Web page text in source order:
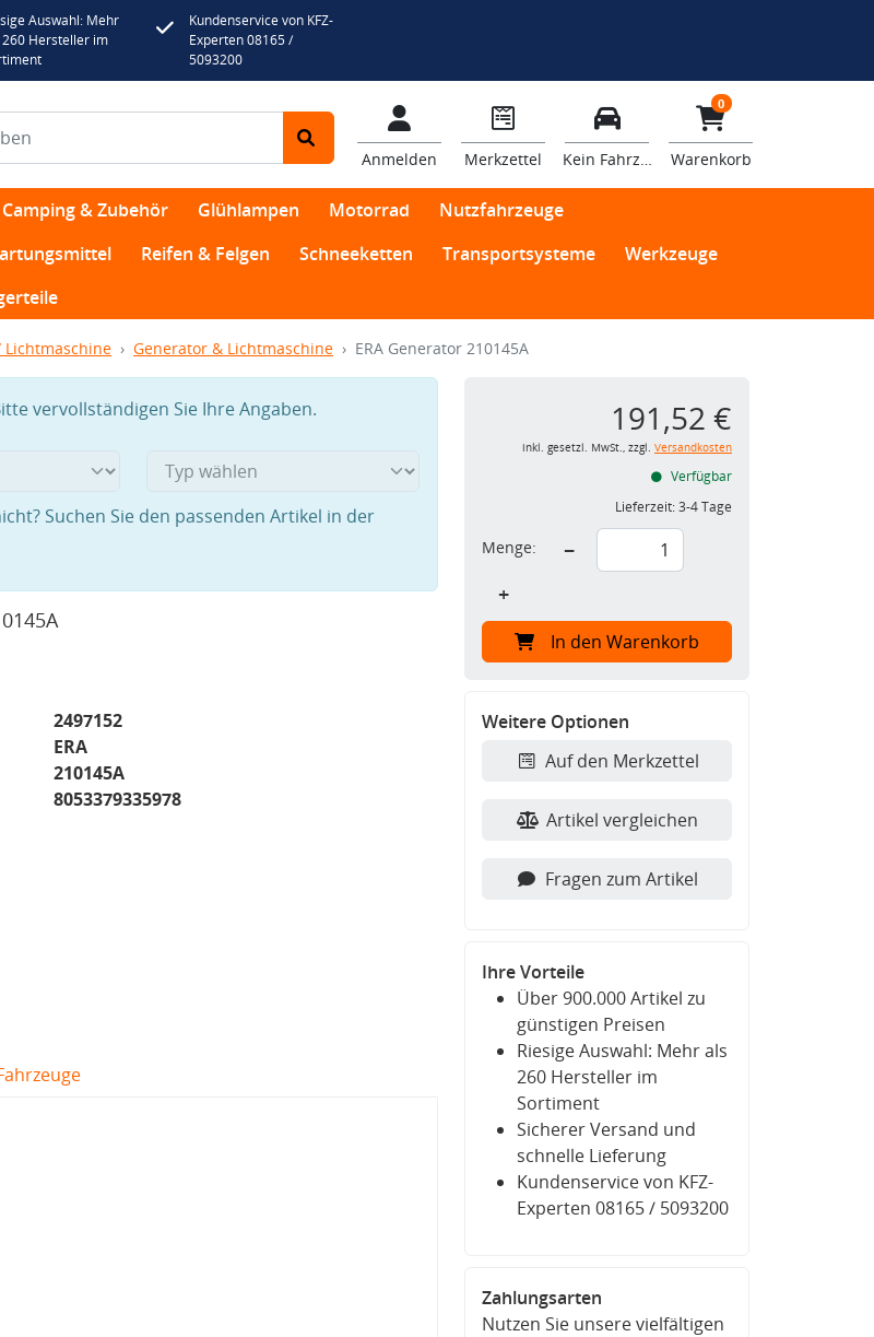
Auswahl: Mehr
Hersteller im
Kundenservice von KFZ-
Experten 08165 /
5093200
Anmelden Merkzettel Kein Fahrzeug
0
Warenkorb
Camping & Zubehör Glühlampen Motorrad
Nutzfahrzeuge
Reifen & Felgen Schneeketten Transportsysteme
Werkzeuge
Lichtmaschine Generator & Lichtmaschine ERA Generator 210145A
vervollständigen Sie Ihre Angaben.
Suchen Sie den passenden Artikel in der
2497152
ERA
210145A
8053379335978
191,52 €
inkl. gesetzl. MwSt., zzgl. Versandkosten
Verfügbar
Lieferzeit:3-4 Tage
Menge:
−
+
In den Warenkorb
Weitere Optionen
Auf den Merkzettel
Artikel vergleichen
Fragen zum Artikel
Ihre Vorteile
Über 900.000 Artikel zu
günstigen Preisen
Riesige Auswahl: Mehr als
260 Hersteller im
Sortiment
Sicherer Versand und
schnelle Lieferung
Kundenservice von KFZ-
Experten 08165 / 5093200
Zahlungsarten
Nutzen Sie unsere vielfältigen